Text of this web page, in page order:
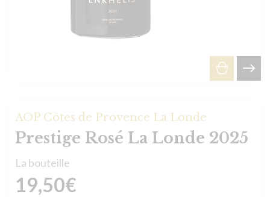
AOP Côtes de Provence La Londe
Prestige Rosé La Londe 2025
La bouteille
19,50€